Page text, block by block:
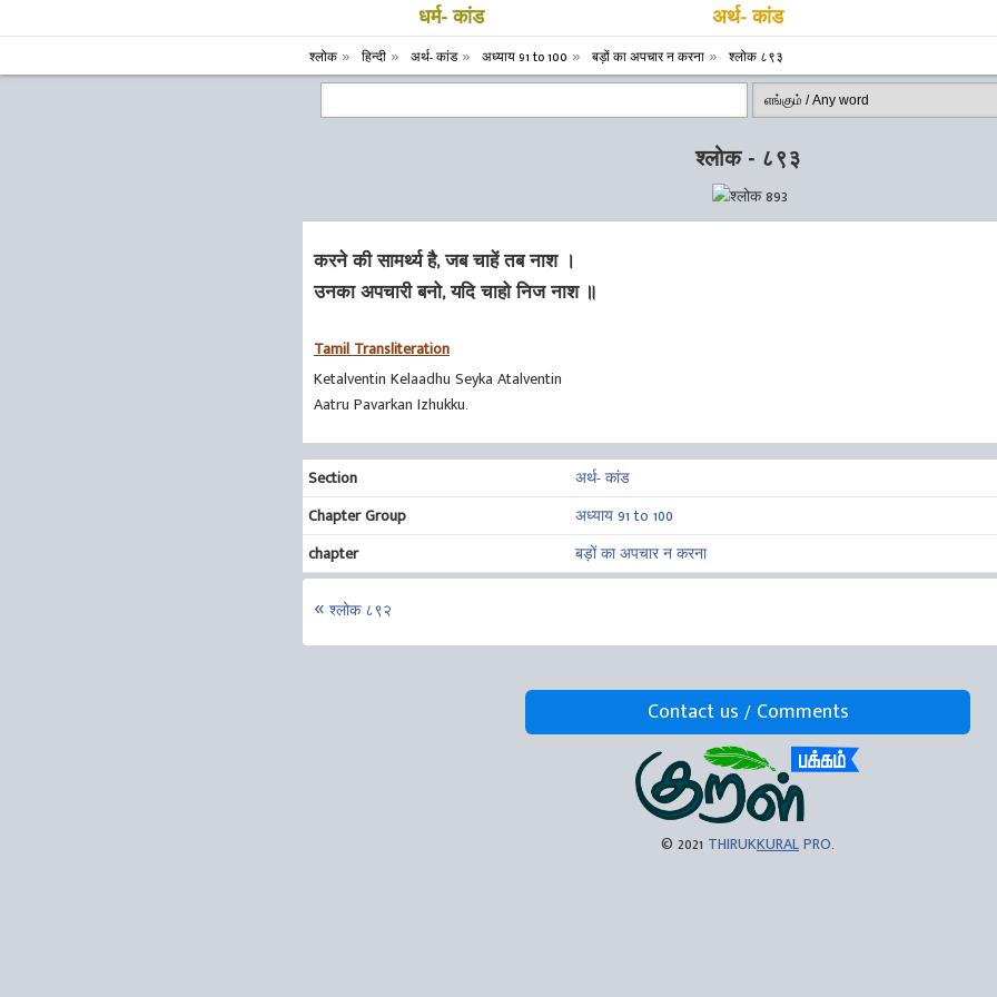
धर्म- कांड अर्थ- कांड
श्लोक हिन्दी अर्थ- कांड अध्याय 91 to 100 बड़ों का अपचार न करना श्लोक ८९३
श्लोक - ८९३
करने की सामर्थ्य है, जब चाहें तब नाश ।
उनका अपचारी बनो, यदि चाहो निज नाश ॥
Tamil Transliteration
Ketalventin Kelaadhu Seyka Atalventin
Aatru Pavarkan Izhukku.
Section
अर्थ- कांड
Chapter Group
अध्याय 91 to 100
chapter
बड़ों का अपचार न करना
श्लोक ८९२
Contact us / Comments
© 2021 THIRUKKURALPRO.